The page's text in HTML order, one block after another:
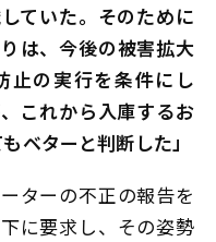
ていた。そのために
は、今後の被害拡大
止の実行を条件にし
これから入庫するお
ベターと判断した」
ターの不正の報告を
に要求し、その姿勢